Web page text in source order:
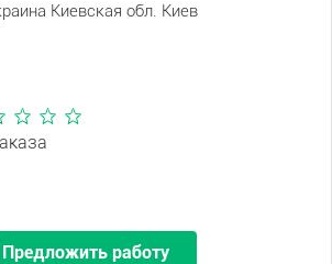
Киевская обл. Киев
Предложить работу